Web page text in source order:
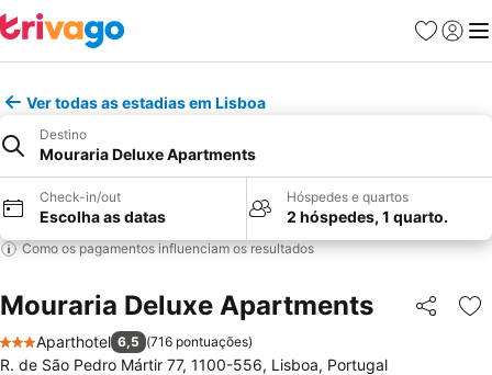
Favoritos
Iniciar
Ver todas as estadias em Lisboa
Destino
Mouraria Deluxe Apartments
Check-in/out
Escolha as datas
Hóspedes e quartos
2 hóspedes, 1 quarto.
Como os pagamentos influenciam os resultados
Mouraria Deluxe Apartments Partilhar
3 Estrelas
Aparthotel 6,5 (716 pontuações)
R. de São Pedro Mártir 77, 1100-556, Lisboa, Portugal